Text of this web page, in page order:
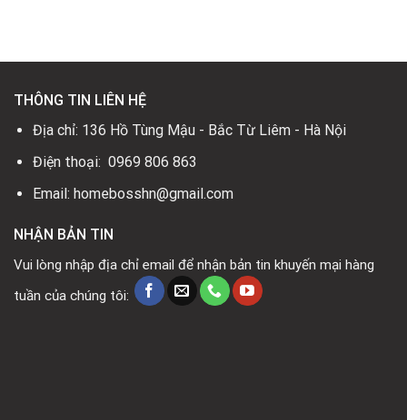
THÔNG TIN LIÊN HỆ
Địa chỉ: 136 Hồ Tùng Mậu - Bắc Từ Liêm - Hà Nội
Điện thoại: 0969 806 863
Email: homebosshn@gmail.com
NHẬN BẢN TIN
Vui lòng nhập địa chỉ email để nhận bản tin khuyến mại hàng
tuần của chúng tôi: